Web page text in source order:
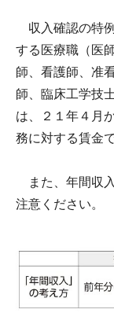
収入確認の特
する医療職（医
師、看護師、准
師、臨床工学技
は、２１年４月
務に対する賃金で
また、年間収
注意ください。